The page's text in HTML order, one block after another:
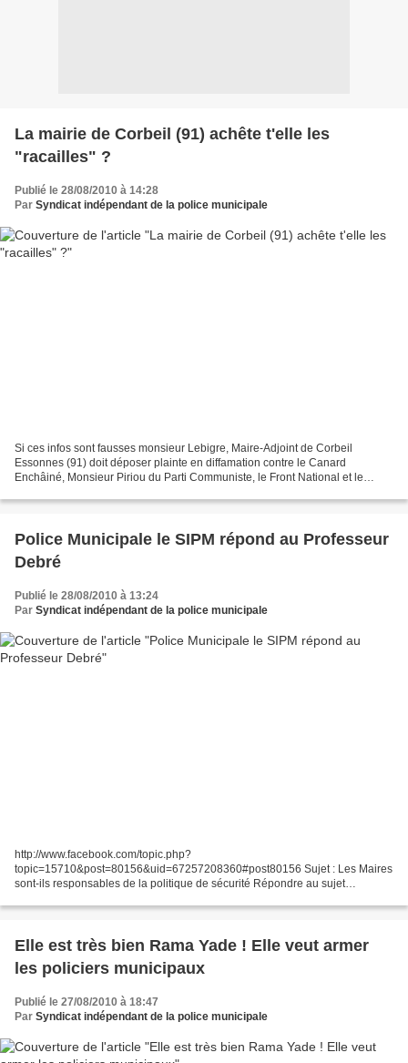
La mairie de Corbeil (91) achête t'elle les
"racailles" ?
Publié le 28/08/2010 à 14:28
Par Syndicat indépendant de la police municipale
Si ces infos sont fausses monsieur Lebigre, Maire-Adjoint de Corbeil
Essonnes (91) doit déposer plainte en diffamation contre le Canard
Enchâiné, Monsieur Piriou du Parti Communiste, le Front National et le
Police Municipale le SIPM répond au Professeur
Debré
Publié le 28/08/2010 à 13:24
Par Syndicat indépendant de la police municipale
http://www.facebook.com/topic.php?
topic=15710&post=80156&uid=67257208360#post80156 Sujet : Les Maires
sont-ils responsables de la politique de sécurité Répondre au sujet
je le...
Elle est très bien Rama Yade ! Elle veut armer
les policiers municipaux
Publié le 27/08/2010 à 18:47
Par Syndicat indépendant de la police municipale